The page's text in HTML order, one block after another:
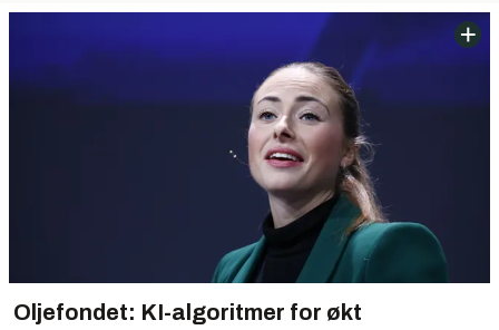
Oljefondet: KI-algoritmer for økt